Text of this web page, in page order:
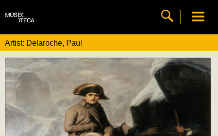
Artist: Delaroche, Paul